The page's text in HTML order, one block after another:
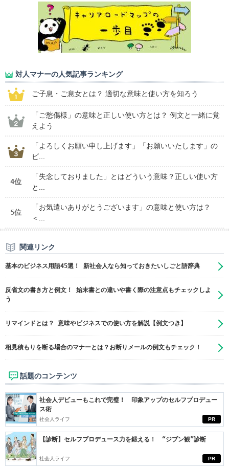
対人マナーの人気記事ランキング
ご子息・ご息女とは？ 適切な意味と使い方を知ろう
「ご愁傷様」の意味と正しい使い方とは？ 例文と一緒に覚
えよう
「よろしくお願い申し上げます」「お願いいたします」の
ビ...
4位
「失念しておりました」とはどういう意味？正しい使い方
と...
5位
「お気遣いありがとうございます」の意味と使い方は？
＜...
関連リンク
基本のビジネス用語45選！ 新社会人なら知っておきたいしごと語辞典
反省文の書き方と例文！ 始末書との違いや書く際の注意点もチェックしよ
う
リマインドとは？ 意味やビジネスでの使い方を解説【例文つき】
相見積もりを断る場合のマナーとは？お断りメールの例文もチェック！
話題のコンテンツ
PR
社会人デビューもこれで完璧！ 印象アップのセルフプロデュー
ス術
社会人ライフ
PR
【診断】セルフプロデュース力を鍛える！ “ジブン観”診断
社会人ライフ